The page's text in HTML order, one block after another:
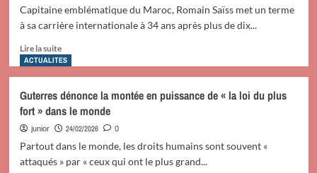
en
RDC
soutient
le
de
formation
mené
par
la
FRMF
Capitaine emblématique du Maroc, Romain Saïss met un terme
à sa carrière internationale à 34 ans après plus de dix...
Lire la suiteEn
savoir
Romain
Saïss
annonce
sa
internationale
ACTUALITES
Guterres dénonce la montée en puissance de « la loi du plus
fort » dans le monde
junior 24/02/2026 0
Partout dans le monde, les droits humains sont souvent «
attaqués » par « ceux qui ont le plus grand...